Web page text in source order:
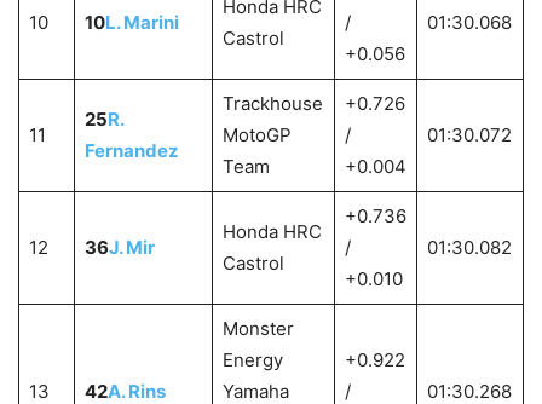
10 10L. Marini
Honda HRC
Castrol
/
+0.056
01:30.068
11
25R.
Fernandez
Trackhouse
MotoGP
Team
+0.726
/
+0.004
01:30.072
12 36J. Mir
Honda HRC
Castrol
+0.736
/
+0.010
01:30.082
13 42A. Rins
Monster
Energy
Yamaha
+0.922
/
01:30.268